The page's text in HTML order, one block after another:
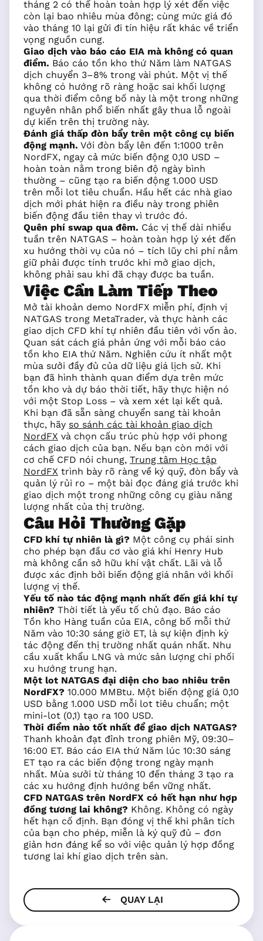
tháng 2 có thể hoàn toàn hợp lý xét đến việc
còn lại bao nhiêu mùa đông; cùng mức giá đó
vào tháng 10 lại gửi đi tín hiệu rất khác về triển
vọng nguồn cung.
Giao dịch vào báo cáo EIA mà không có quan
điểm. Báo cáo tồn kho thứ Năm làm NATGAS
dịch chuyển 3–8% trong vài phút. Một vị thế
không có hướng rõ ràng hoặc sai khối lượng
qua thời điểm công bố này là một trong những
nguyên nhân phổ biến nhất gây thua lỗ ngoài
dự kiến trên thị trường này.
Đánh giá thấp đòn bẩy trên một công cụ biến
động mạnh. Với đòn bẩy lên đến 1:1000 trên
NordFX, ngay cả mức biến động 0,10 USD –
hoàn toàn nằm trong biên độ ngày bình
thường – cũng tạo ra biến động 1.000 USD
trên mỗi lot tiêu chuẩn. Hầu hết các nhà giao
dịch mới phát hiện ra điều này trong phiên
biến động đầu tiên thay vì trước đó.
Quên phí swap qua đêm. Các vị thế dài nhiều
tuần trên NATGAS – hoàn toàn hợp lý xét đến
xu hướng thời vụ của nó – tích lũy chi phí nắm
giữ phải được tính trước khi mở giao dịch,
không phải sau khi đã chạy được ba tuần.
Việc Cần Làm Tiếp Theo
Mở tài khoản demo NordFX miễn phí, định vị
NATGAS trong MetaTrader, và thực hành các
giao dịch CFD khí tự nhiên đầu tiên với vốn ảo.
Quan sát cách giá phản ứng với mỗi báo cáo
tồn kho EIA thứ Năm. Nghiên cứu ít nhất một
mùa sưởi đầy đủ của dữ liệu giá lịch sử. Khi
bạn đã hình thành quan điểm dựa trên mức
tồn kho và dự báo thời tiết, hãy thực hiện nó
với một Stop Loss – và xem xét lại kết quả.
Khi bạn đã sẵn sàng chuyển sang tài khoản
thực, hãy so sánh các tài khoản giao dịch
NordFX và chọn cấu trúc phù hợp với phong
cách giao dịch của bạn. Nếu bạn còn mới với
cơ chế CFD nói chung, Trung tâm Học tập
NordFX trình bày rõ ràng về ký quỹ, đòn bẩy và
quản lý rủi ro – một bài đọc đáng giá trước khi
giao dịch một trong những công cụ giàu năng
lượng nhất của thị trường.
Câu Hỏi Thường Gặp
CFD khí tự nhiên là gì? Một công cụ phái sinh
cho phép bạn đầu cơ vào giá khí Henry Hub
mà không cần sở hữu khí vật chất. Lãi và lỗ
được xác định bởi biến động giá nhân với khối
lượng vị thế.
Yếu tố nào tác động mạnh nhất đến giá khí tự
nhiên? Thời tiết là yếu tố chủ đạo. Báo cáo
Tồn kho Hàng tuần của EIA, công bố mỗi thứ
Năm vào 10:30 sáng giờ ET, là sự kiện định kỳ
tác động đến thị trường nhất quán nhất. Nhu
cầu xuất khẩu LNG và mức sản lượng chi phối
xu hướng trung hạn.
Một lot NATGAS đại diện cho bao nhiêu trên
NordFX? 10.000 MMBtu. Một biến động giá 0,10
USD bằng 1.000 USD mỗi lot tiêu chuẩn; một
mini-lot (0,1) tạo ra 100 USD.
Thời điểm nào tốt nhất để giao dịch NATGAS?
Thanh khoản đạt đỉnh trong phiên Mỹ, 09:30–
16:00 ET. Báo cáo EIA thứ Năm lúc 10:30 sáng
ET tạo ra các biến động trong ngày mạnh
nhất. Mùa sưởi từ tháng 10 đến tháng 3 tạo ra
các xu hướng định hướng bền vững nhất.
CFD NATGAS trên NordFX có hết hạn như hợp
đồng tương lai không? Không. Không có ngày
hết hạn cố định. Bạn đóng vị thế khi phân tích
của bạn cho phép, miễn là ký quỹ đủ – đơn
giản hơn đáng kể so với việc quản lý hợp đồng
tương lai khí giao dịch trên sàn.
QUAY LẠI